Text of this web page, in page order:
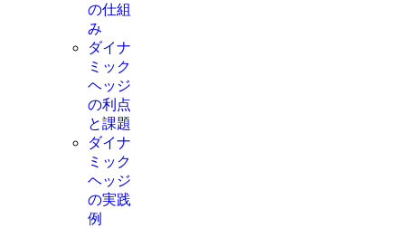
の仕組
み
ダイナ
ミック
ヘッジ
の利点
と課題
ダイナ
ミック
ヘッジ
の実践
例